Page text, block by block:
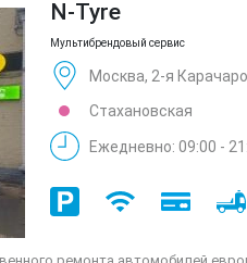
N-Tyre
Мультибрендовый сервис
Москва, 2-я
Стахановская
Ежедневно: 09:00 -